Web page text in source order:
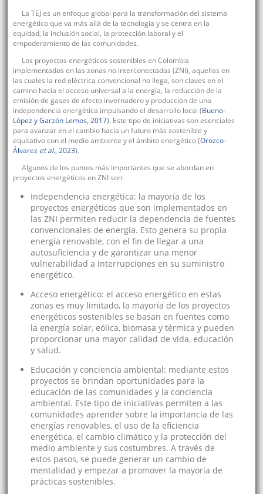
La TEJ es un enfoque global para la transformación del sistema
energético que va más allá de la tecnología y se centra en la
equidad, la inclusión social, la protección laboral y el
empoderamiento de las comunidades.
Los proyectos energéticos sostenibles en Colombia
implementados en las zonas no interconectadas (ZNI), aquellas en
las cuales la red eléctrica convencional no llega, son claves en el
camino hacia el acceso universal a la energía, la reducción de la
emisión de gases de efecto invernadero y producción de una
independencia energética impulsando el desarrollo local (Bueno-
López y Garzón Lemos, 2017). Este tipo de iniciativas son esenciales
para avanzar en el cambio hacia un futuro más sostenible y
equitativo con el medio ambiente y el ámbito energético (Orozco-
Álvarez et al., 2023).
Algunos de los puntos más importantes que se abordan en
proyectos energéticos en ZNI son:
Independencia energética: la mayoría de los
proyectos energéticos que son implementados en
las ZNI permiten reducir la dependencia de fuentes
convencionales de energía. Esto genera su propia
energía renovable, con el fin de llegar a una
autosuficiencia y de garantizar una menor
vulnerabilidad a interrupciones en su suministro
energético.
Acceso energético: el acceso energético en estas
zonas es muy limitado, la mayoría de los proyectos
energéticos sostenibles se basan en fuentes como
la energía solar, eólica, biomasa y térmica y pueden
proporcionar una mayor calidad de vida, educación
y salud.
Educación y conciencia ambiental: mediante estos
proyectos se brindan oportunidades para la
educación de las comunidades y la conciencia
ambiental. Este tipo de iniciativas permiten a las
comunidades aprender sobre la importancia de las
energías renovables, el uso de la eficiencia
energética, el cambio climático y la protección del
medio ambiente y sus costumbres. A través de
estos pasos, se puede generar un cambio de
mentalidad y empezar a promover la mayoría de
prácticas sostenibles.